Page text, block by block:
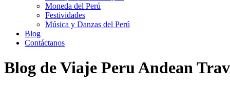
Moneda del Perú
Festividades
Música y Danzas del Perú
Blog
Contáctanos
Blog de Viaje Peru Andean